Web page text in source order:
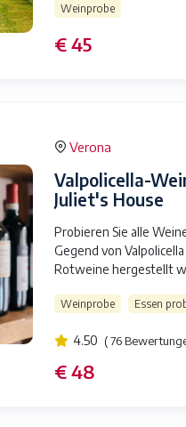
Weinprobe
€ 45
Verona
Valpolicella-
Juliet's House
Probieren Sie alle
Gegend von
Rotweine hergestellt
Weinprobe Essen
4.50 ( 76
€ 48